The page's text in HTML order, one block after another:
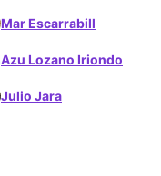
Mar Escarrabill
Azu Lozano Iriondo
Julio Jara